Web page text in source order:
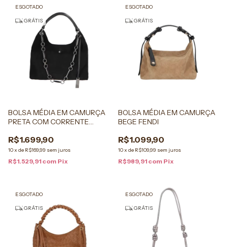
ESGOTADO
GRÁTIS
BOLSA MÉDIA EM CAMURÇA
PRETA COM CORRENTE
R$1.699,90
10x de R$169,99 sem juros
R$1.529,91 com Pix
ESGOTADO
GRÁTIS
BOLSA MÉDIA EM CAMURÇA
BEGE FENDI
R$1.099,90
10x de R$109,99 sem juros
R$989,91 com Pix
ESGOTADO
GRÁTIS
ESGOTADO
GRÁTIS